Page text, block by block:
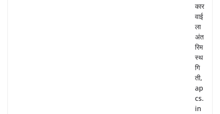
कार
वाई
ला
अंत
रिम
स्थ
गि
ती,
ap
cs.
in